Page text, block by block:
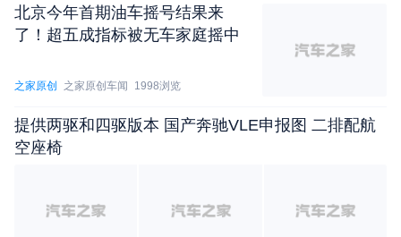
的参数变大10倍就是大模型了。举一个例子，像小模
型和大模型在认知层面会有什么区别，比如你有一只
候，它会认为这是一只斑马。但是对于一个人，染了
斑马条纹的狗还是狗，大模型会更倾向于认为这样的
情况是一只狗。所以你可以看到大模型在全局认知、
射、局部特征响应。大模型是擅长高级的认知，当辅
北京今年首期油车摇号结果来
了！超五成指标被无车家庭摇中
之家原创 之家原创车闻 1998浏览
提供两驱和四驱版本 国产奔驰VLE申报图 二排配航
空座椅